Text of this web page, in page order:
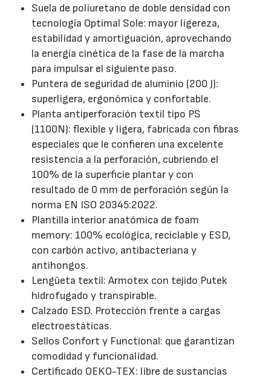
Suela de poliuretano de doble densidad con
tecnología Optimal Sole: mayor ligereza,
estabilidad y amortiguación, aprovechando
la energía cinética de la fase de la marcha
para impulsar el siguiente paso.
Puntera de seguridad de aluminio (200 J):
superligera, ergonómica y confortable.
Planta antiperforación textil tipo PS
(1100N): flexible y ligera, fabricada con fibras
especiales que le confieren una excelente
resistencia a la perforación, cubriendo el
100% de la superficie plantar y con
resultado de 0 mm de perforación según la
norma EN ISO 20345:2022.
Plantilla interior anatómica de foam
memory: 100% ecológica, reciclable y ESD,
con carbón activo, antibacteriana y
antihongos.
Lengüeta textil: Armotex con tejido Putek
hidrofugado y transpirable.
Calzado ESD. Protección frente a cargas
electroestáticas.
Sellos Confort y Functional: que garantizan
comodidad y funcionalidad.
Certificado OEKO-TEX: libre de sustancias